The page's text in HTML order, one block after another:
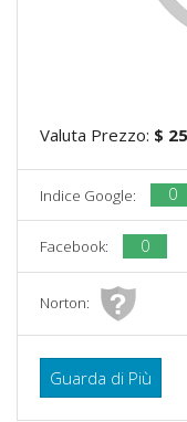
Valuta Prezzo: $
Indice Google: 0
Facebook: 0
Norton:
Guarda di Più